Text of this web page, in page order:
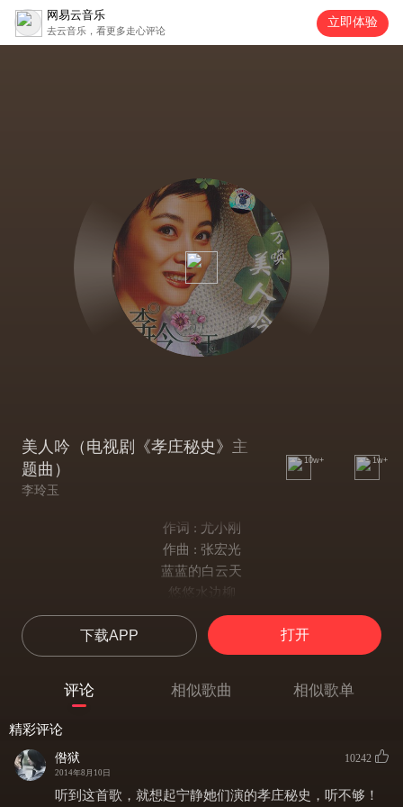
网易云音乐
去云音乐，看更多走心评论
立即体验
美人吟（电视剧《孝庄秘史》主
题曲）
李玲玉
10w+ 1w+
作词 : 尤小刚
作曲 : 张宏光
蓝蓝的白云天
悠悠水边柳
玉手扬鞭马儿走
月上柳梢头
红红的美人脸
飞针走线荷包绣
自古美女爱英雄
下载APP 打开
评论 相似歌曲 相似歌单
精彩评论
倃狱
2014年8月10日
10242
听到这首歌，就想起宁静她们演的孝庄秘史，听不够！